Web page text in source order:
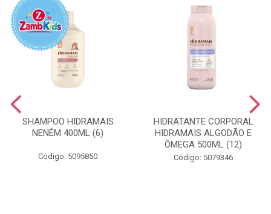
SHAMPOO HIDRAMAIS
NENÉM 400ML (6)
Código: 5095850
HIDRATANTE CORPORAL
HIDRAMAIS ALGODÃO E
ÔMEGA 500ML (12)
Código: 5079346